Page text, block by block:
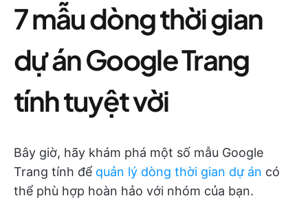
7 mẫu dòng thời gian
dự án Google Trang
tính tuyệt vời
Bây giờ, hãy khám phá một số mẫu Google
Trang tính để quản lý dòng thời gian dự án có
thể phù hợp hoàn hảo với nhóm của bạn.